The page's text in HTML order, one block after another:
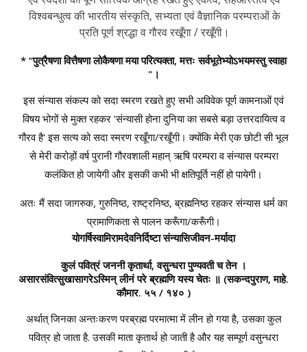
विश्वबन्धुत्व की भारतीय संस्कृति, सभ्यता एवं वैज्ञानिक परम्पराओं के
प्रति पूर्ण श्रद्धा व गौरव रखूँगा / रखूँगी।
* “पुत्रैषणा वित्तैषणा लोकैषणा मया परित्यक्ता, मत्तः सर्वभूतेभ्योऽभयमस्तु स्वाहा
"।
इस संन्यास संकल्प को सदा स्मरण रखते हुए सभी अविवेक पूर्ण कामनाओं एवं
विषय भोगों से मुक्त रहकर 'संन्यासी होना दुनिया का सबसे बड़ा उत्तरदायित्व व
गौरव है' इस सत्य को सदा स्मरण रखूँगा/रखूँगी। क्योंकि मेरी एक छोटी सी भूल
से मेरी करोड़ों वर्ष पुरानी गौरवशाली महान् ऋषि परम्परा व संन्यास परम्परा
कलंकित हो जायेगी और इसकी कभी भी क्षतिपूर्ति नहीं हो पायेगी।
अतः मैं सदा जागरुक, गुरुनिष्ठ, राष्ट्रनिष्ठ, ब्रह्मनिष्ठ रहकर संन्यास धर्म का
प्रामाणिकता से पालन करूँगा/करूँगी।
योगर्षिस्वामिरामदेवनिर्दिष्टा संन्यासिजीवन-मर्यादा
कुलं पवित्रं जननी कृतार्था, वसुन्धरा पुण्यवती च तेन ।
असारसंवित्सुखासागरेऽस्मिन् लीनं परे ब्रह्मणि यस्य चेतः ॥ (सकन्दपुराण, माहे.
कौमार. ५५ / १४० )
अर्थात् जिनका अन्तःकरण परब्रह्म परमात्मा में लीन हो गया है, उसका कुल
पवित्र हो जाता है. उसकी माता कृतार्थ हो जाती है और यह सम्पूर्ण वसुन्धरा